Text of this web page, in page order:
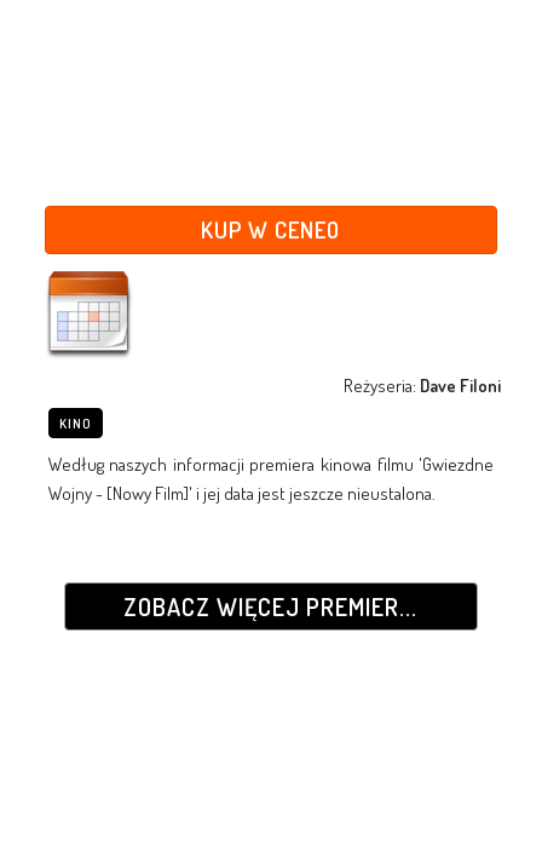
KUP W CENEO
Reżyseria: Dave Filoni
KINO
Według naszych informacji premiera kinowa filmu 'Gwiezdne
Wojny - [Nowy Film]' i jej data jest jeszcze nieustalona.
ZOBACZ WIĘCEJ PREMIER...